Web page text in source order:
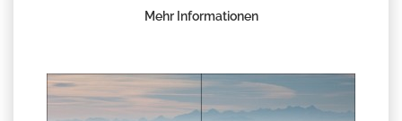
Mehr Informationen